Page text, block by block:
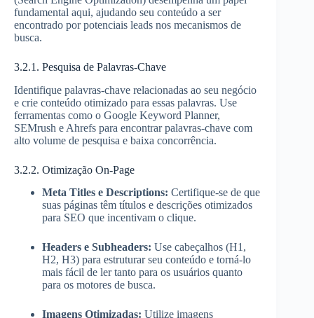
fundamental aqui, ajudando seu conteúdo a ser
encontrado por potenciais leads nos mecanismos de
busca.
3.2.1. Pesquisa de Palavras-Chave
Identifique palavras-chave relacionadas ao seu negócio
e crie conteúdo otimizado para essas palavras. Use
ferramentas como o Google Keyword Planner,
SEMrush e Ahrefs para encontrar palavras-chave com
alto volume de pesquisa e baixa concorrência.
3.2.2. Otimização On-Page
Meta Titles e Descriptions: Certifique-se de que
suas páginas têm títulos e descrições otimizados
para SEO que incentivam o clique.
Headers e Subheaders: Use cabeçalhos (H1,
H2, H3) para estruturar seu conteúdo e torná-lo
mais fácil de ler tanto para os usuários quanto
para os motores de busca.
Imagens Otimizadas: Utilize imagens